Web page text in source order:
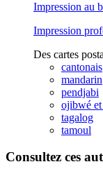
Impression au
Impression
Des cartes
cantonais
mandarin
pendjabi
ojibwé
tagalog
tamoul
Consultez ces